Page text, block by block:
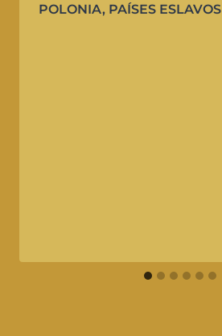
POLONIA, PAÍSES ESLAVOS